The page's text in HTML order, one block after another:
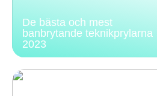
De bästa och mest
banbrytande teknikprylarna
2023